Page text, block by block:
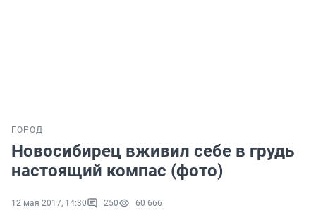
ГОРОД
Новосибирец вживил себе в грудь
настоящий компас (фото)
12 мая 2017, 14:30 250 60 666